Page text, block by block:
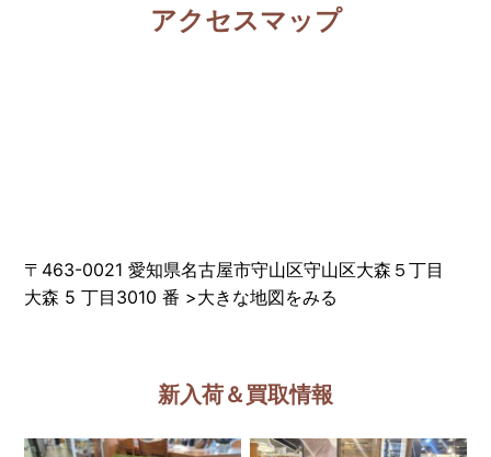
アクセスマップ
〒463-0021 愛知県名古屋市守山区守山区大森５丁目
大森 5 丁目3010 番 >大きな地図をみる
新入荷＆買取情報